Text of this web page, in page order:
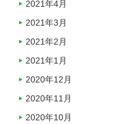
2021年4月
2021年3月
2021年2月
2021年1月
2020年12月
2020年11月
2020年10月